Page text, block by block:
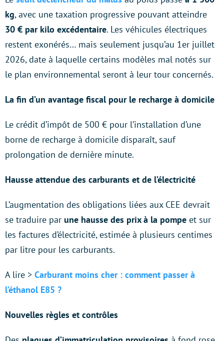
kg, avec une taxation progressive pouvant atteindre
30 € par kilo excédentaire. Les véhicules électriques
restent exonérés… mais seulement jusqu’au 1er juillet
2026, date à laquelle certains modèles mal notés sur
le plan environnemental seront à leur tour concernés.
La fin d’un avantage fiscal pour le recharge à domicile
Le crédit d’impôt de 500 € pour l’installation d’une
borne de recharge à domicile disparaît, sauf
prolongation de dernière minute.
Hausse attendue des carburants et de l’électricité
L’augmentation des obligations liées aux CEE devrait
se traduire par une hausse des prix à la pompe et sur
les factures d’électricité, estimée à plusieurs centimes
par litre pour les carburants.
A lire > Carburant moins cher : comment passer à
l’éthanol E85 ?
Nouvelles règles et contrôles